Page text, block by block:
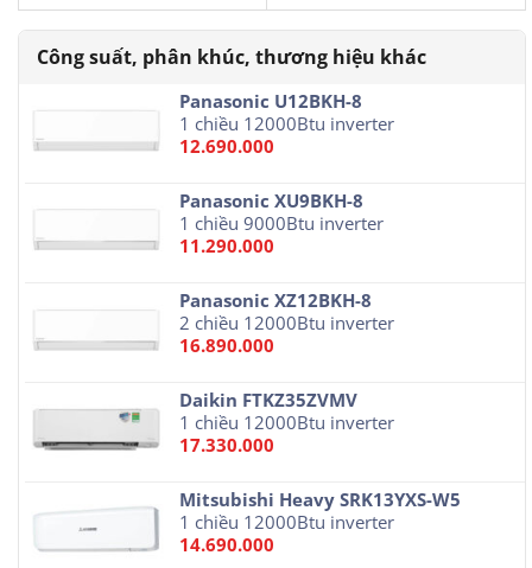
Panasonic U12BKH-8
1 chiều 12000Btu inverter
12.690.000
Panasonic XU9BKH-8
1 chiều 9000Btu inverter
11.290.000
Panasonic XZ12BKH-8
2 chiều 12000Btu inverter
16.890.000
Daikin FTKZ35ZVMV
1 chiều 12000Btu inverter
17.330.000
Mitsubishi Heavy SRK13YXS-W5
1 chiều 12000Btu inverter
14.690.000